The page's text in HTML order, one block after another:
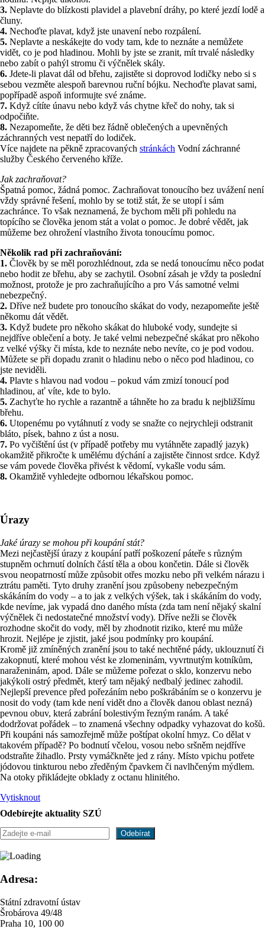
3. Neplavte do blízkosti plavidel a plavební dráhy, po které jezdí lodě a
čluny.
4. Nechoďte plavat, když jste unavení nebo rozpálení.
5. Neplavte a neskákejte do vody tam, kde to neznáte a nemůžete
vidět, co je pod hladinou. Mohli by jste se zranit, mít trvalé následky
nebo zabít o pahýl stromu či výčnělek skály.
6. Jdete-li plavat dál od břehu, zajistěte si doprovod lodičky nebo si s
sebou vezměte alespoň barevnou ruční bójku. Nechoďte plavat sami,
popřípadě aspoň informujte své známe.
7. Když cítíte únavu nebo když vás chytne křeč do nohy, tak si
odpočiňte.
8. Nezapomeňte, že děti bez řádně oblečených a upevněných
záchranných vest nepatří do lodiček.
Více najdete na pěkně zpracovaných stránkách Vodní záchranné
služby Českého červeného kříže.
Jak zachraňovat?
Špatná pomoc, žádná pomoc. Zachraňovat tonoucího bez uvážení není
vždy správné řešení, mohlo by se totiž stát, že se utopí i sám
zachránce. To však neznamená, že bychom měli při pohledu na
topícího se člověka jenom stát a volat o pomoc. Je dobré vědět, jak
můžeme bez ohrožení vlastního života tonoucímu pomoc.
Několik rad při zachraňování:
1. Člověk by se měl porozhlédnout, zda se nedá tonoucímu něco podat
nebo hodit ze břehu, aby se zachytil. Osobní zásah je vždy ta poslední
možnost, protože je pro zachraňujícího a pro Vás samotné velmi
nebezpečný.
2. Dříve než budete pro tonoucího skákat do vody, nezapomeňte ještě
někomu dát vědět.
3. Když budete pro někoho skákat do hluboké vody, sundejte si
nejdříve oblečení a boty. Je také velmi nebezpečné skákat pro někoho
z velké výšky či místa, kde to neznáte nebo nevíte, co je pod vodou.
Můžete se při dopadu zranit o hladinu nebo o něco pod hladinou, co
jste neviděli.
4. Plavte s hlavou nad vodou – pokud vám zmizí tonoucí pod
hladinou, ať víte, kde to bylo.
5. Zachyťte ho rychle a razantně a táhněte ho za bradu k nejbližšímu
břehu.
6. Utopenému po vytáhnutí z vody se snažte co nejrychleji odstranit
bláto, písek, bahno z úst a nosu.
7. Po vyčištění úst (v případě potřeby mu vytáhněte zapadlý jazyk)
okamžitě přikročte k umělému dýchání a zajistěte činnost srdce. Když
se vám povede člověka přivést k vědomí, vykašle vodu sám.
8. Okamžitě vyhledejte odbornou lékařskou pomoc.
Úrazy
Jaké úrazy se mohou při koupání stát?
Mezi nejčastější úrazy z koupání patří poškození páteře s různým
stupněm ochrnutí dolních částí těla a obou končetin. Dále si člověk
svou neopatrností může způsobit otřes mozku nebo při velkém nárazu i
ztrátu paměti. Tyto druhy zranění jsou způsobeny nebezpečným
skákáním do vody – a to jak z velkých výšek, tak i skákáním do vody,
kde nevíme, jak vypadá dno daného místa (zda tam není nějaký skalní
výčnělek či nedostatečné množství vody). Dříve nežli se člověk
rozhodne skočit do vody, měl by zhodnotit riziko, které mu může
hrozit. Nejlépe je zjistit, jaké jsou podmínky pro koupání.
Kromě již zmíněných zranění jsou to také nechtěné pády, uklouznutí či
zakopnutí, které mohou vést ke zlomeninám, vyvrtnutým kotníkům,
naraženinám, apod. Dále se můžeme pořezat o sklo, konzervu nebo
jakýkoli ostrý předmět, který tam nějaký nedbalý jedinec zahodil.
Nejlepší prevence před pořezáním nebo poškrábáním se o konzervu je
nosit do vody (tam kde není vidět dno a člověk danou oblast nezná)
pevnou obuv, která zabrání bolestivým řezným ranám. A také
dodržovat pořádek – to znamená všechny odpadky vyhazovat do košů.
Při koupáni nás samozřejmě může poštípat okolní hmyz. Co dělat v
takovém případě? Po bodnutí včelou, vosou nebo sršněm nejdříve
odstraňte žihadlo. Prsty vymáčkněte jed z rány. Místo vpichu potřete
jódovou tinkturou nebo zředěným čpavkem či navlhčeným mýdlem.
Na otoky přikládejte obklady z octanu hlinitého.
Vytisknout
Odebírejte aktuality SZÚ
Adresa:
Státní zdravotní ústav
Šrobárova 49/48
Praha 10, 100 00